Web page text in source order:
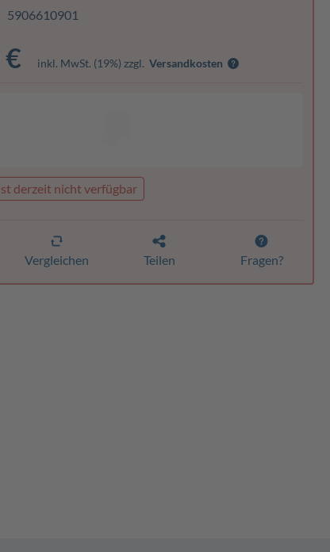
5906610901
inkl. MwSt. (19%) zzgl. Versandkosten
derzeit nicht verfügbar
Vergleichen Teilen Fragen?